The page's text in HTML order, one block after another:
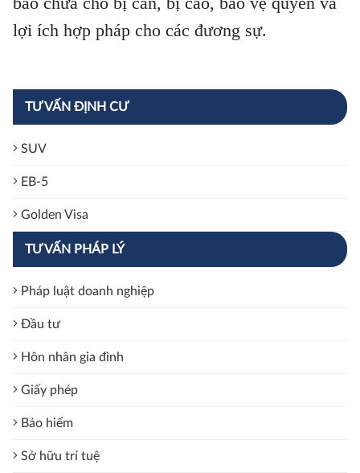
TƯ VẤN ĐỊNH CƯ
SUV
EB-5
Golden Visa
TƯ VẤN PHÁP LÝ
Pháp luật doanh nghiệp
Đầu tư
Hôn nhân gia đình
Giấy phép
Bảo hiểm
Sở hữu trí tuệ
lợi ích hợp pháp cho các đương sự.